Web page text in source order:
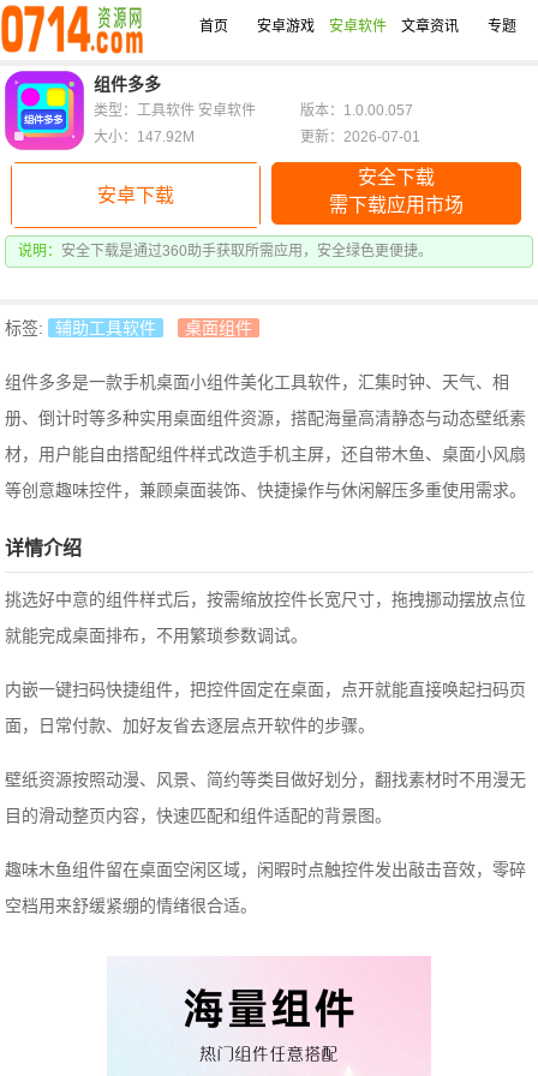
首页 安卓游戏 安卓软件 文章资讯 专题
组件多多
安卓下载
安全下载
需下载应用市场
说明： 安全下载是通过360助手获取所需应用，安全绿色更便捷。
类型：工具软件 安卓软件
版本：1.0.00.057
大小：147.92M
更新：2026-07-01
标签: 辅助工具软件 桌面组件
组件多多是一款手机桌面小组件美化工具软件，汇集时钟、天气、相
册、倒计时等多种实用桌面组件资源，搭配海量高清静态与动态壁纸素
材，用户能自由搭配组件样式改造手机主屏，还自带木鱼、桌面小风扇
等创意趣味控件，兼顾桌面装饰、快捷操作与休闲解压多重使用需求。
详情介绍
挑选好中意的组件样式后，按需缩放控件长宽尺寸，拖拽挪动摆放点位
就能完成桌面排布，不用繁琐参数调试。
内嵌一键扫码快捷组件，把控件固定在桌面，点开就能直接唤起扫码页
面，日常付款、加好友省去逐层点开软件的步骤。
壁纸资源按照动漫、风景、简约等类目做好划分，翻找素材时不用漫无
目的滑动整页内容，快速匹配和组件适配的背景图。
趣味木鱼组件留在桌面空闲区域，闲暇时点触控件发出敲击音效，零碎
空档用来舒缓紧绷的情绪很合适。